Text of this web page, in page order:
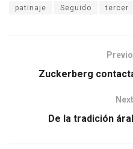
patinaje Seguido tercer
Zuckerberg
De la tradición